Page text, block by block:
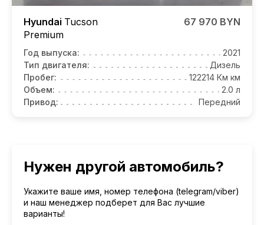
Hyundai Tucson
Premium
67 970 BYN
Год выпуска:
2021
Тип двигателя:
Дизель
Пробег:
122214 Км км
Объем:
2.0 л
Привод:
Передний
Нужен другой автомобиль?
Укажите ваше имя, номер телефона (telegram/viber)
и наш менеджер подберет для Вас лучшие
варианты!